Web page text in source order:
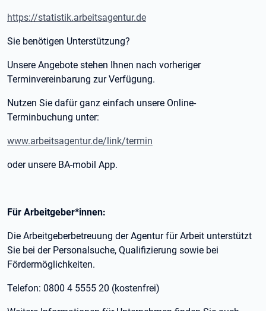
https://statistik.arbeitsagentur.de
Sie benötigen Unterstützung?
Unsere Angebote stehen Ihnen nach vorheriger
Terminvereinbarung zur Verfügung.
Nutzen Sie dafür ganz einfach unsere Online-
Terminbuchung unter:
www.arbeitsagentur.de/link/termin
oder unsere BA-mobil App.
Für Arbeitgeber*innen:
Die Arbeitgeberbetreuung der Agentur für Arbeit unterstützt
Sie bei der Personalsuche, Qualifizierung sowie bei
Fördermöglichkeiten.
Telefon: 0800 4 5555 20 (kostenfrei)